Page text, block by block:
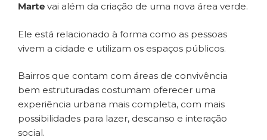
Marte vai além da criação de uma nova área verde.
Ele está relacionado à forma como as pessoas
vivem a cidade e utilizam os espaços públicos.
Bairros que contam com áreas de convivência
bem estruturadas costumam oferecer uma
experiência urbana mais completa, com mais
possibilidades para lazer, descanso e interação
social.